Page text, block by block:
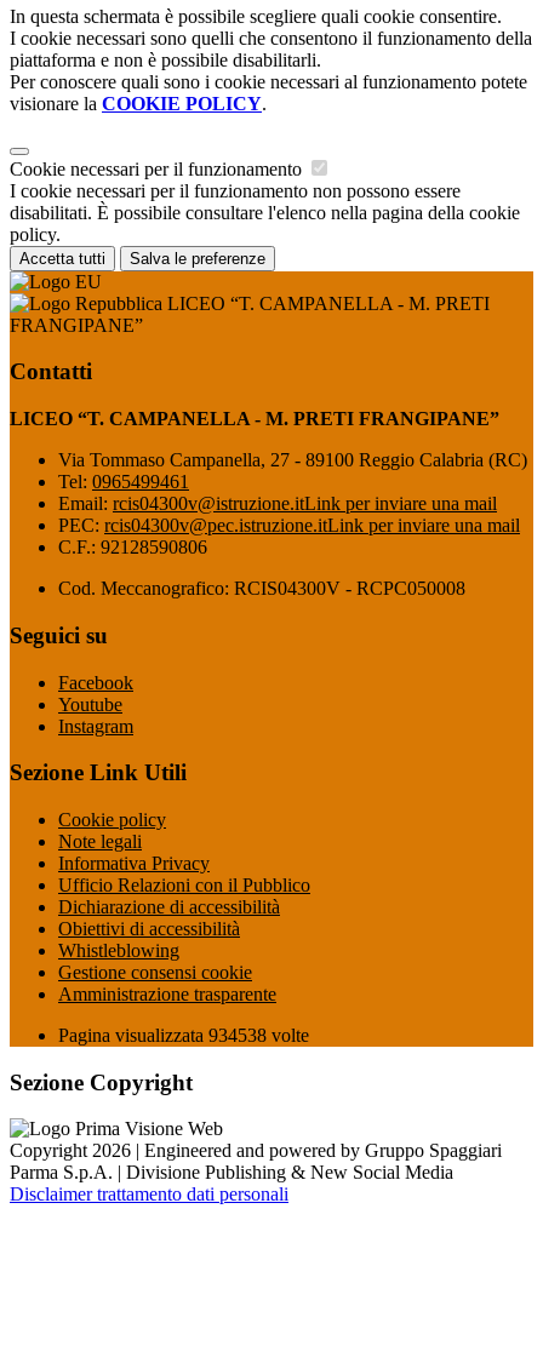
In questa schermata è possibile scegliere quali cookie consentire.
I cookie necessari sono quelli che consentono il funzionamento della
piattaforma e non è possibile disabilitarli.
Per conoscere quali sono i cookie necessari al funzionamento potete
visionare la COOKIE POLICY.
Cookie necessari per il funzionamento
I cookie necessari per il funzionamento non possono essere
disabilitati. È possibile consultare l'elenco nella pagina della cookie
policy.
Accetta tutti Salva le preferenze
LICEO “T. CAMPANELLA - M. PRETI
FRANGIPANE”
Contatti
LICEO “T. CAMPANELLA - M. PRETI FRANGIPANE”
Via Tommaso Campanella, 27 - 89100 Reggio Calabria (RC)
Tel: 0965499461
Email: rcis04300v@istruzione.itLink per inviare una mail
PEC: rcis04300v@pec.istruzione.itLink per inviare una mail
C.F.: 92128590806
Cod. Meccanografico: RCIS04300V - RCPC050008
Seguici su
Facebook
Youtube
Instagram
Sezione Link Utili
Cookie policy
Note legali
Informativa Privacy
Ufficio Relazioni con il Pubblico
Dichiarazione di accessibilità
Obiettivi di accessibilità
Whistleblowing
Gestione consensi cookie
Amministrazione trasparente
Pagina visualizzata 934538 volte
Sezione Copyright
Copyright 2026 | Engineered and powered by Gruppo Spaggiari
Parma S.p.A. | Divisione Publishing & New Social Media
Disclaimer trattamento dati personali